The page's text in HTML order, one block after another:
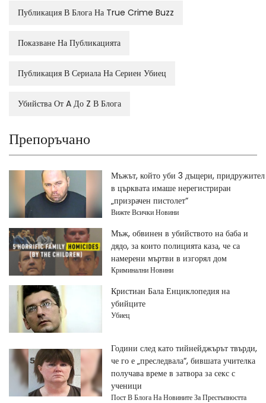
Публикация В Блога На True Crime Buzz
Показване На Публикацията
Публикация В Сериала На Сериен Убиец
Убийства От A До Z В Блога
Препоръчано
Мъжът, който уби 3 дъщери, придружител
в църквата имаше нерегистриран
„призрачен пистолет“
Вижте Всички Новини
Мъж, обвинен в убийството на баба и
дядо, за които полицията каза, че са
намерени мъртви в изгорял дом
Криминални Новини
Кристиан Бала Енциклопедия на
убийците
Убиец
Години след като тийнейджърът твърди,
че го е „преследвала“, бившата учителка
получава време в затвора за секс с
ученици
Пост В Блога На Новините За Престъпността